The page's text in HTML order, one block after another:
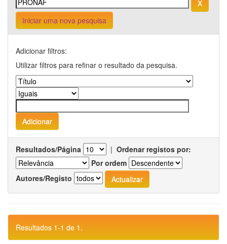
Iniciar uma nova pesquisa
Adicionar filtros:
Utilizar filtros para refinar o resultado da pesquisa.
Resultados/Página | Ordenar registos por:
Por ordem
Autores/Registo
Resultados 1-1 de 1.